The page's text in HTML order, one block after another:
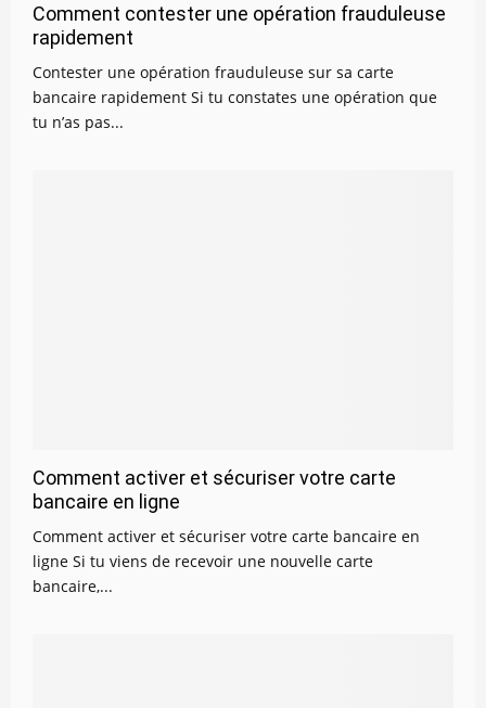
Comment contester une opération frauduleuse
rapidement
Contester une opération frauduleuse sur sa carte
bancaire rapidement Si tu constates une opération que
tu n’as pas...
Comment activer et sécuriser votre carte
bancaire en ligne
Comment activer et sécuriser votre carte bancaire en
ligne Si tu viens de recevoir une nouvelle carte
bancaire,...